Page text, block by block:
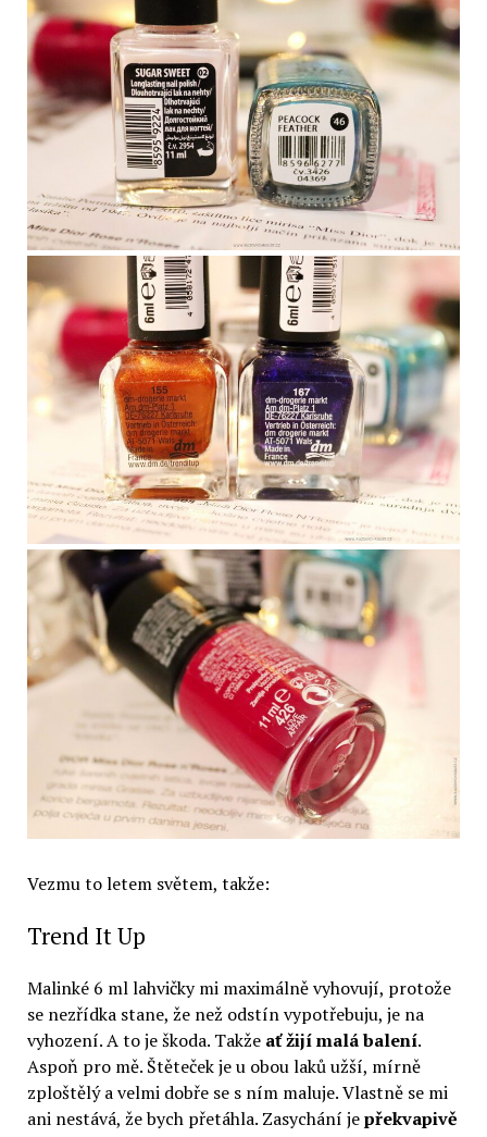
Vezmu to letem světem, takže:
Trend It Up
Malinké 6 ml lahvičky mi maximálně vyhovují, protože
se nezřídka stane, že než odstín vypotřebuju, je na
vyhození. A to je škoda. Takžeať žijí malá balení.
Aspoň pro mě. Štěteček je u obou laků užší, mírně
zploštělý a velmi dobře se s ním maluje. Vlastně se mi
ani nestává, že bych přetáhla. Zasychání jepřekvapivě